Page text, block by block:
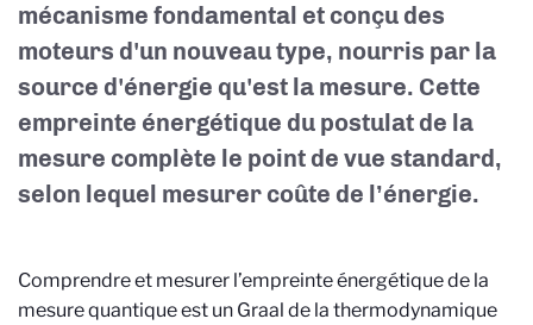
mécanisme fondamental et conçu des
moteurs d'un nouveau type, nourris par la
source d'énergie qu'est la mesure. Cette
empreinte énergétique du postulat de la
mesure complète le point de vue standard,
selon lequel mesurer coûte de l’énergie.
Comprendre et mesurer l’empreinte énergétique de la
mesure quantique est un Graal de la thermodynamique